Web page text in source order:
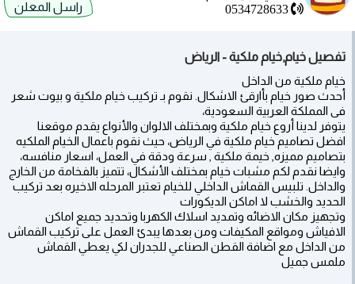
0534728633
راسل المعلن
تفصيل خيام,خيام ملكية - الرياض
خيام ملكية من الداخل
أحدث صور خيام بأارقئ الاشكال. نقوم بـ تركيب خيام ملكية و بيوت شعر
فى المملكة العربية السعودية،
يتوفر لدينا أروع خيام ملكية وبمختلف الالوان والأنواع يقدم موقعنا
افضل تصاميم خيام ملكية في الرياض، حيث نقوم باعمال الخيام الملكيه
بتصاميم مميزه, خيمة ملكية , سرعة ودقة في العمل، اسعار منافسه،
وايضا نقدم لكم مشبات خيام بمختلف الأشكال، تتميز بالفخامة من الخارج
والداخل. تلبيس القماش الداخلي للخيام تعتبر المرحله الاخيره بعد تركيب
الحديد والخشب لا اماكن الديكورات
وتجهيز مكان الاضائه وتمديد اسلاك الكهربا وتحديد جميع اماكن
الافياش ومواقع المكيفات ومن بعدها يبدئ العمل على تركيب القماش
من الداخل مع اضافة القطن الصناعي للجدران لكي يعطي القماش
ملمس جميل